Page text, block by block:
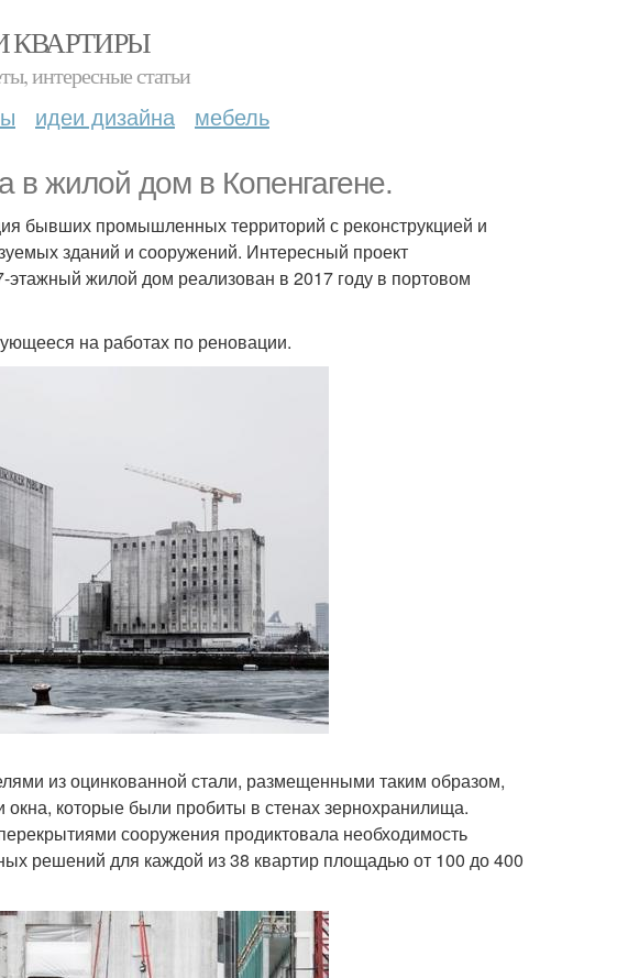
КВАРТИРЫ
интересные статьи
идеи дизайна мебель
в жилой дом в Копенгагене.
бывших промышленных территорий с реконструкцией и
зданий и сооружений. Интересный проект
этажный жилой дом реализован в 2017 году в портовом
на работах по реновации.
из оцинкованной стали, размещенными таким образом,
которые были пробиты в стенах зернохранилища.
сооружения продиктовала необходимость
решений для каждой из 38 квартир площадью от 100 до 400